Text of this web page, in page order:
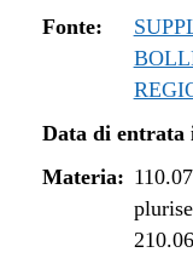
dal 01/01/2017
dal 13/08/2016
dal 01/01/
dal 30/05/2015
dal 01/03/2015
dal 08/08/2014
dal 14/08/
Fonte:
Data di entrata
Materia: 110.07
210.06